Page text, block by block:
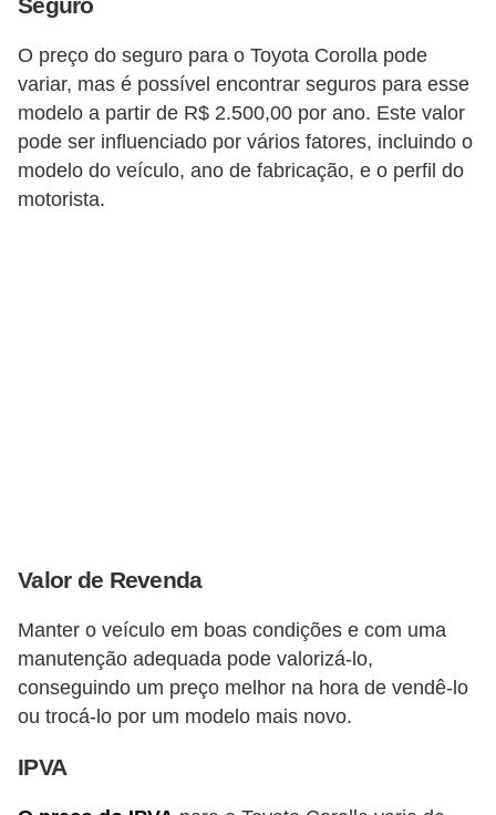
Seguro
O preço do seguro para o Toyota Corolla pode
variar, mas é possível encontrar seguros para esse
modelo a partir de R$ 2.500,00 por ano. Este valor
pode ser influenciado por vários fatores, incluindo o
modelo do veículo, ano de fabricação, e o perfil do
motorista​​.
Valor de Revenda
Manter o veículo em boas condições e com uma
manutenção adequada pode valorizá-lo,
conseguindo um preço melhor na hora de vendê-lo
ou trocá-lo por um modelo mais novo​​.
IPVA